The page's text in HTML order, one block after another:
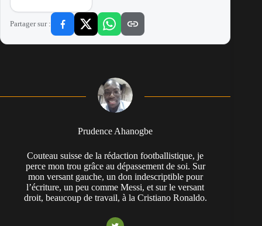
Partager sur :
Prudence Ahanogbe
Couteau suisse de la rédaction footballistique, je
perce mon trou grâce au dépassement de soi. Sur
mon versant gauche, un don indescriptible pour
l’écriture, un peu comme Messi, et sur le versant
droit, beaucoup de travail, à la Cristiano Ronaldo.